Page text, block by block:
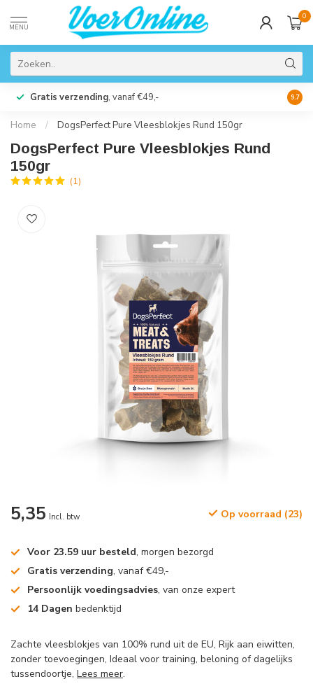
MENU
0
Gratis verzending, vanaf €49,- 9.7
Home / DogsPerfect Pure Vleesblokjes Rund 150gr
DogsPerfect Pure Vleesblokjes Rund
150gr
(1)
5,35 Incl. btw Op voorraad (23)
Voor 23.59 uur besteld, morgen bezorgd
Gratis verzending, vanaf €49,-
Persoonlijk voedingsadvies, van onze expert
14 Dagen bedenktijd
Zachte vleesblokjes van 100% rund uit de EU, Rijk aan eiwitten,
zonder toevoegingen, Ideaal voor training, beloning of dagelijks
tussendoortje, Lees meer.